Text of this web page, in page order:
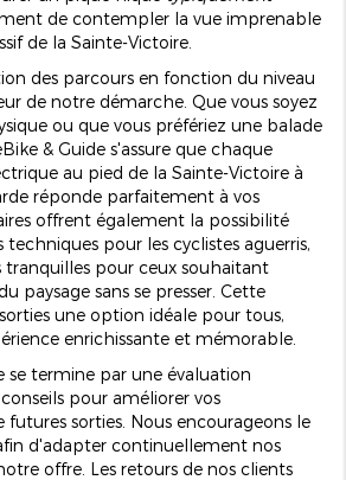
de contempler la vue imprenable
de la Sainte-Victoire.
des parcours en fonction du niveau
de notre démarche. Que vous soyez
ou que vous préfériez une balade
& Guide s'assure que chaque
au pied de la Sainte-Victoire à
réponde parfaitement à vos
offrent également la possibilité
techniques pour les cyclistes aguerris,
tranquilles pour ceux souhaitant
paysage sans se presser. Cette
une option idéale pour tous,
enrichissante et mémorable.
se termine par une évaluation
pour améliorer vos
futures sorties. Nous encourageons le
d'adapter continuellement nos
offre. Les retours de nos clients